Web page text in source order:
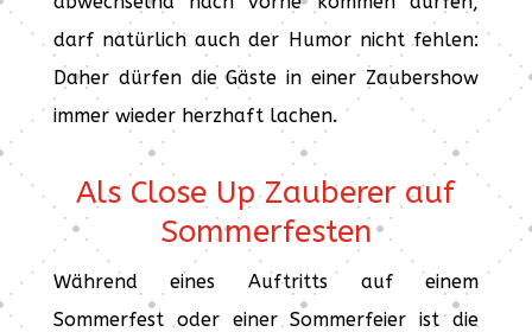
darf natürlich auch der Humor nicht fehlen:
Daher dürfen die Gäste in einer Zaubershow
immer wieder herzhaft lachen.
Als Close Up Zauberer auf
Sommerfesten
Während eines Auftritts auf einem
Sommerfest oder einer Sommerfeier ist die